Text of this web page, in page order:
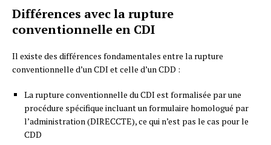
Différences avec la rupture
conventionnelle en CDI
Il existe des différences fondamentales entre la rupture
conventionnelle d’un CDI et celle d’un CDD :
La rupture conventionnelle du CDI est formalisée par une
procédure spécifique incluant un formulaire homologué par
l’administration (DIRECCTE), ce qui n’est pas le cas pour le
CDD